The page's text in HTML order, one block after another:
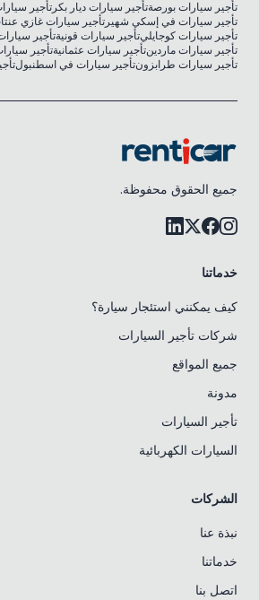
تأجير سيارات بورصةتأجير سيارات ديار بكرتأجير
تأجير سيارات في إسكي شهيرتأجير سيارات غازي
تأجير سيارات كوجايليتأجير سيارات قونيةتأجير
تأجير سيارات ماردينتأجير سيارات عثمانيةتأجير
تأجير سيارات طرابزونتأجير سيارات في اسطنبول
جميع الحقوق محفوظة.
خدماتنا
كيف يمكنني استئجار سيارة؟
شركات تأجير السيارات
جميع المواقع
مدونة
تأجير السيارات
السيارات الكهربائية
الشركات
نبذة عنا
خدماتنا
اتصل بنا